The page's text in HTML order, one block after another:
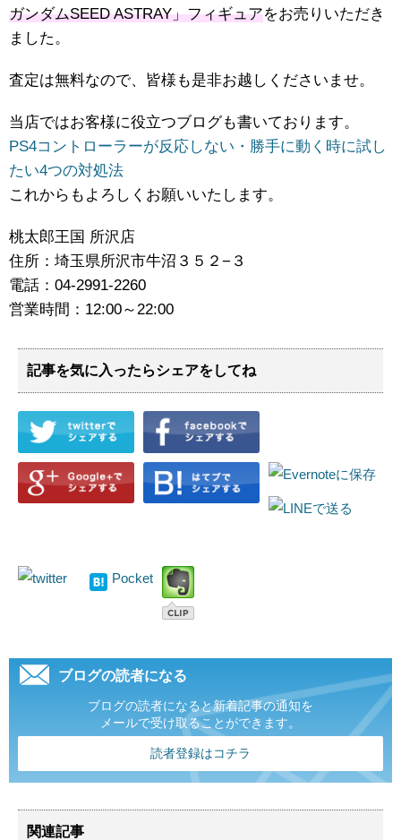
ガンダムSEED ASTRAY」フィギュアをお売りいただき
ました。
査定は無料なので、皆様も是非お越しくださいませ。
当店ではお客様に役立つブログも書いております。
PS4コントローラーが反応しない・勝手に動く時に試し
たい4つの対処法
これからもよろしくお願いいたします。
桃太郎王国 所沢店
住所：埼玉県所沢市牛沼３５２−３
電話：04-2991-2260
営業時間：12:00～22:00
記事を気に入ったらシェアをしてね
Pocket
ブログの読者になる
ブログの読者になると新着記事の通知を
メールで受け取ることができます。
読者登録はコチラ
関連記事